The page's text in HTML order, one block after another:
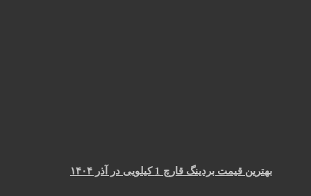
بهترین قیمت بردینگ قارچ 1 کیلویی در آذر ۱۴۰۴